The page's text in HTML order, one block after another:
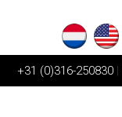
+31 (0)316-250830 |